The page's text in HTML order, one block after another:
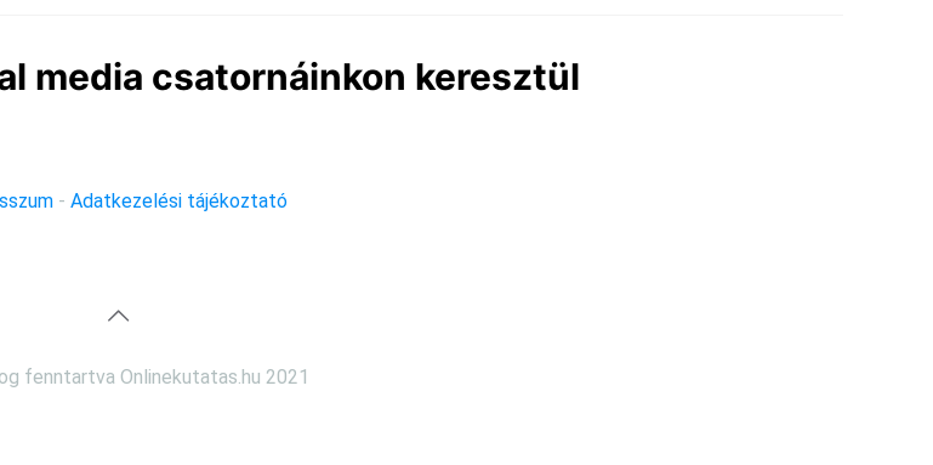
media csatornáinkon keresztül
- Adatkezelési tájékoztató
fenntartva Onlinekutatas.hu 2021